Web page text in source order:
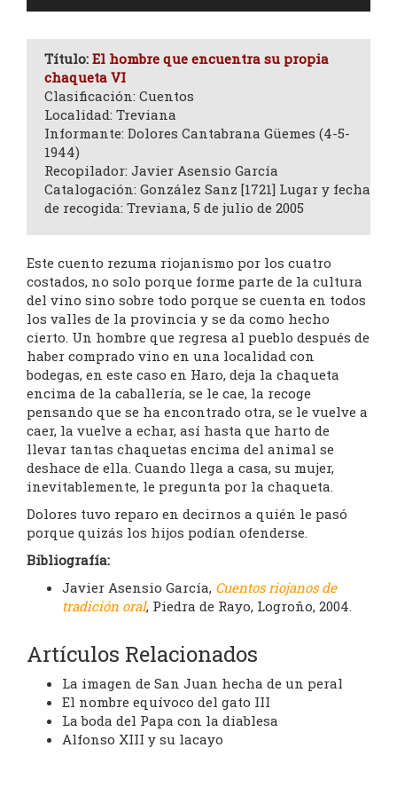
Título: El hombre que encuentra su propia
chaqueta VI
Clasificación: Cuentos
Localidad: Treviana
Informante: Dolores Cantabrana Güemes (4-5-
1944)
Recopilador: Javier Asensio García
Catalogación: González Sanz [1721] Lugar y fecha
de recogida: Treviana, 5 de julio de 2005
Este cuento rezuma riojanismo por los cuatro
costados, no solo porque forme parte de la cultura
del vino sino sobre todo porque se cuenta en todos
los valles de la provincia y se da como hecho
cierto. Un hombre que regresa al pueblo después de
haber comprado vino en una localidad con
bodegas, en este caso en Haro, deja la chaqueta
encima de la caballería, se le cae, la recoge
pensando que se ha encontrado otra, se le vuelve a
caer, la vuelve a echar, así hasta que harto de
llevar tantas chaquetas encima del animal se
deshace de ella. Cuando llega a casa, su mujer,
inevitablemente, le pregunta por la chaqueta.
Dolores tuvo reparo en decirnos a quién le pasó
porque quizás los hijos podían ofenderse.
Bibliografía:
Javier Asensio García, Cuentos riojanos de
tradición oral, Piedra de Rayo, Logroño, 2004.
Artículos Relacionados
La imagen de San Juan hecha de un peral
El nombre equívoco del gato III
La boda del Papa con la diablesa
Alfonso XIII y su lacayo